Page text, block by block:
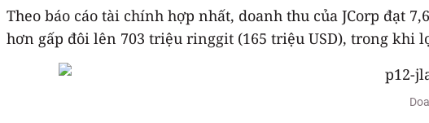
Theo báo cáo tài chính hợp nhất, doanh thu của JCorp đạt
hơn gấp đôi lên 703 triệu ringgit (165 triệu USD), trong khi